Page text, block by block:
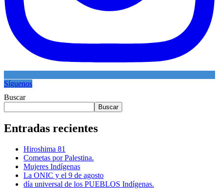
Síguenos
Buscar
Buscar
Entradas recientes
Hiroshima 81
Cometas por Palestina.
Mujeres Indígenas
La ONIC y el 9 de agosto
día universal de los PUEBLOS Indígenas.